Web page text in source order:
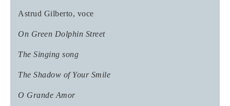
Astrud Gilberto, voce
On Green Dolphin Street
The Singing song
The Shadow of Your Smile
O Grande Amor